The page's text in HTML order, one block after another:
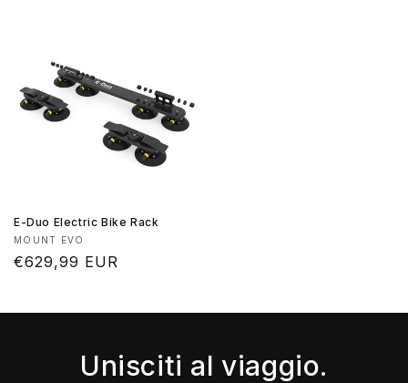
E-Duo Electric Bike Rack
Produttore:
MOUNT EVO
Prezzo
€629,99 EUR
Unisciti al viaggio.